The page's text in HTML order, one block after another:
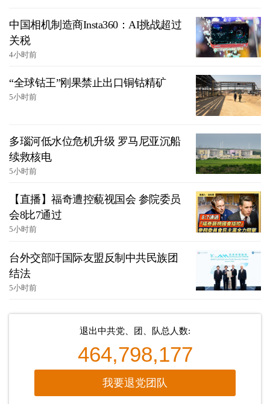
中国相机制造商Insta360：AI挑战超过
关税
4小时前
“全球钴王”刚果禁止出口铜钴精矿
5小时前
多瑙河低水位危机升级 罗马尼亚沉船
续救核电
5小时前
【直播】福奇遭控藐视国会 参院委员
会8比7通过
5小时前
台外交部吁国际友盟反制中共民族团
结法
5小时前
退出中共党、团、队总人数:
464,798,177
我要退党团队